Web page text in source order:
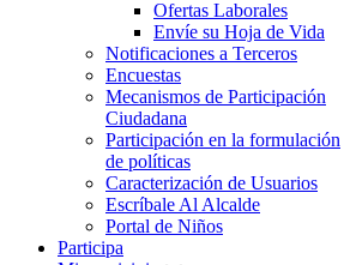
Ofertas Laborales
Envíe su Hoja de Vida
Notificaciones a Terceros
Encuestas
Mecanismos de Participación
Ciudadana
Participación en la formulación
de políticas
Caracterización de Usuarios
Escríbale Al Alcalde
Portal de Niños
Participa